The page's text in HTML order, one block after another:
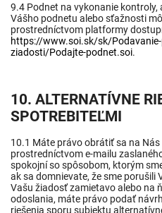
9.4 Podnet na vykonanie kontroly,
Vášho podnetu alebo sťažnosti
prostredníctvom platformy
https://www.soi.sk/sk/
ziadosti/Podajte-podnet.soi.
10. ALTERNATÍVNE
SPOTREBITEĽMI
10.1 Máte právo obrátiť sa na
prostredníctvom e-mailu
spokojní so spôsobom, ktorým
ak sa domnievate, že sme porušili
Vašu žiadosť zamietavo alebo na
odoslania, máte právo podať
riešenia sporu subjektu